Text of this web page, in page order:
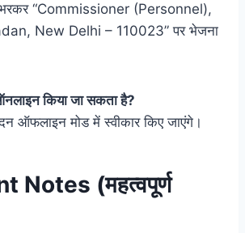
“Commissioner (Personnel),
New Delhi – 110023” पर भेजना
किया जा सकता है?
ऑफलाइन मोड में स्वीकार किए जाएंगे।
Notes (महत्वपूर्ण